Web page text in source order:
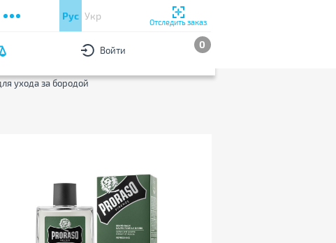
Рус Укр
Отследить заказ
Войти 0
ухода за бородой
По популярности